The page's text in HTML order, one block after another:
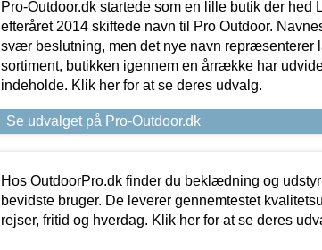
Pro-Outdoor.dk startede som en lille butik der hed
efteråret 2014 skiftede navn til Pro Outdoor.
svær beslutning, men det nye navn repræsenterer
sortiment, butikken igennem en årrække har
indeholde. Klik her for at se deres udvalg.
Se udvalget på Pro-Outdoor.dk
Hos OutdoorPro.dk finder du beklædning og
bevidste bruger. De leverer gennemtestet
rejser, fritid og hverdag. Klik her for at se deres